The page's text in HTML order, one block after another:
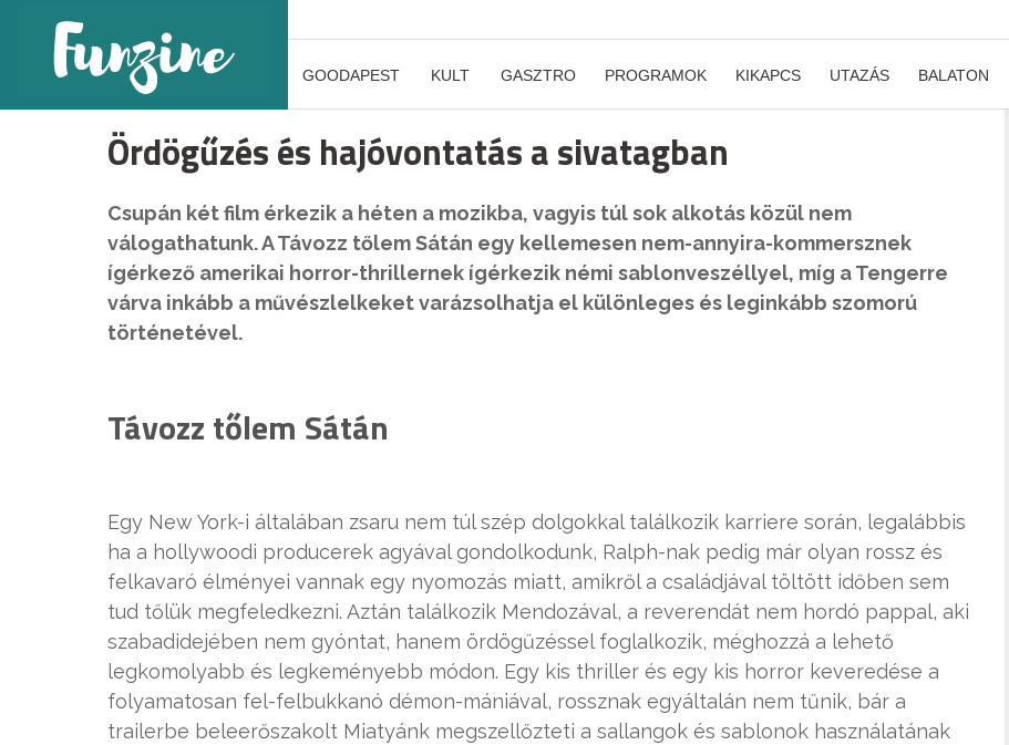
GOODAPEST KULT GASZTRO PROGRAMOK KIKAPCS UTAZÁS BALATON
Ördögűzés és hajóvontatás a sivatagban
Csupán két film érkezik a héten a mozikba, vagyis túl sok alkotás közül nem
válogathatunk. A Távozz tőlem Sátán egy kellemesen nem-annyira-kommersznek
ígérkező amerikai horror-thrillernek ígérkezik némi sablonveszéllyel, míg a Tengerre
várva inkább a művészlelkeket varázsolhatja el különleges és leginkább szomorú
történetével.
Távozz tőlem Sátán
Egy New York-i általában zsaru nem túl szép dolgokkal találkozik karriere során, legalábbis
ha a hollywoodi producerek agyával gondolkodunk, Ralph-nak pedig már olyan rossz és
felkavaró élményei vannak egy nyomozás miatt, amikről a családjával töltött időben sem
tud tőlük megfeledkezni. Aztán találkozik Mendozával, a reverendát nem hordó pappal, aki
szabadidejében nem gyóntat, hanem ördögűzéssel foglalkozik, méghozzá a lehető
legkomolyabb és legkeményebb módon. Egy kis thriller és egy kis horror keveredése a
folyamatosan fel-felbukkanó démon-mániával, rossznak egyáltalán nem tűnik, bár a
trailerbe beleerőszakolt Miatyánk megszellőzteti a sallangok és sablonok használatának